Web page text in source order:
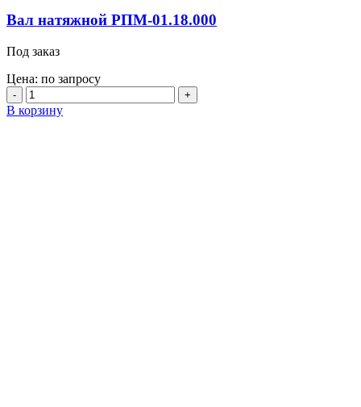
Вал натяжной РПМ-01.18.000
Под заказ
Цена: по запросу
Количество
товара
Вал
В корзину